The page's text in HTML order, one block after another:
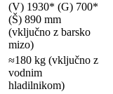
(V) 1930* (G) 700*
(Š) 890 mm
(vključno z barsko
mizo)
≈180 kg (vključno z
vodnim
hladilnikom)